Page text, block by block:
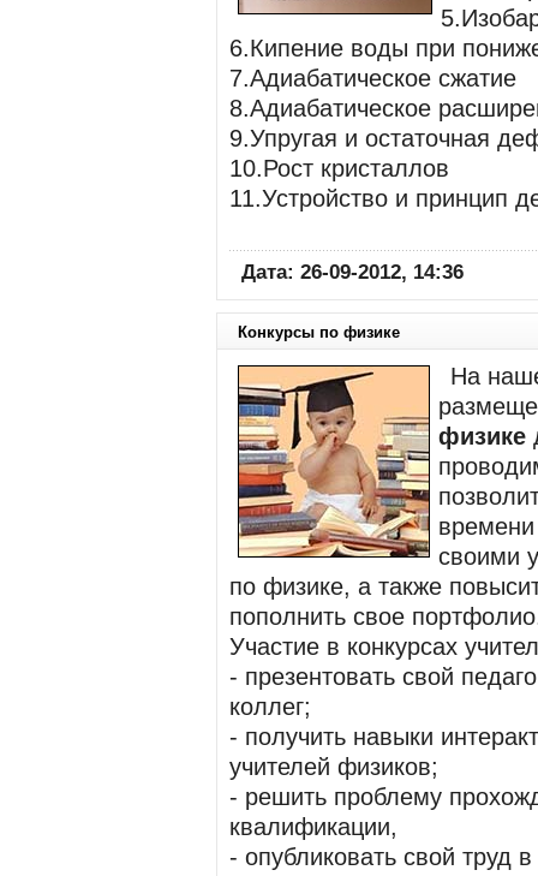
6.Кипение воды при
7.Адиабатическое сжатие
8.Адиабатическое
9.Упругая и остаточная
10.Рост кристаллов
11.Устройство и принцип
Дата: 26-09-2012, 14:36
Конкурсы по физике
На
физике
времени
своими
по физике, а также
пополнить свое
Участие в конкурсах
- презентовать свой
коллег;
- получить навыки
учителей физиков;
- решить проблему
квалификации,
- опубликовать свой труд